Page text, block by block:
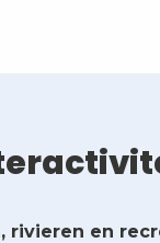
rivieren en